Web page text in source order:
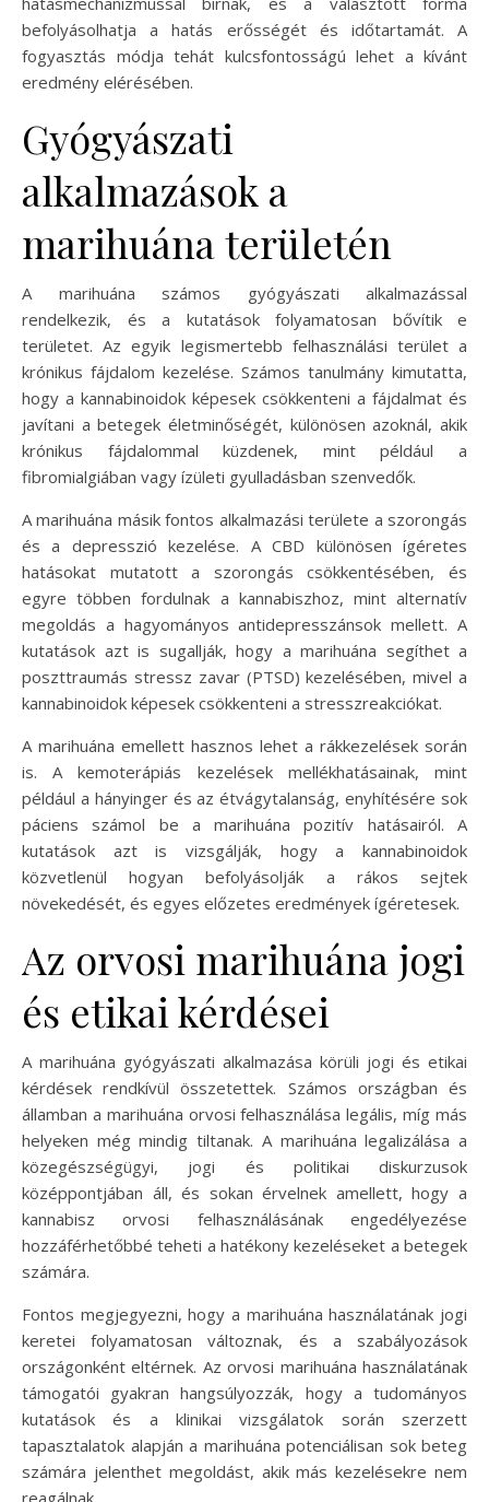
befolyásolhatja a hatás erősségét és időtartamát. A
fogyasztás módja tehát kulcsfontosságú lehet a kívánt
eredmény elérésében.
Gyógyászati
alkalmazások a
marihuána területén
A marihuána számos gyógyászati alkalmazással
rendelkezik, és a kutatások folyamatosan bővítik e
területet. Az egyik legismertebb felhasználási terület a
krónikus fájdalom kezelése. Számos tanulmány kimutatta,
hogy a kannabinoidok képesek csökkenteni a fájdalmat és
javítani a betegek életminőségét, különösen azoknál, akik
krónikus fájdalommal küzdenek, mint például a
fibromialgiában vagy ízületi gyulladásban szenvedők.
A marihuána másik fontos alkalmazási területe a szorongás
és a depresszió kezelése. A CBD különösen ígéretes
hatásokat mutatott a szorongás csökkentésében, és
egyre többen fordulnak a kannabiszhoz, mint alternatív
megoldás a hagyományos antidepresszánsok mellett. A
kutatások azt is sugallják, hogy a marihuána segíthet a
poszttraumás stressz zavar (PTSD) kezelésében, mivel a
kannabinoidok képesek csökkenteni a stresszreakciókat.
A marihuána emellett hasznos lehet a rákkezelések során
is. A kemoterápiás kezelések mellékhatásainak, mint
például a hányinger és az étvágytalanság, enyhítésére sok
páciens számol be a marihuána pozitív hatásairól. A
kutatások azt is vizsgálják, hogy a kannabinoidok
közvetlenül hogyan befolyásolják a rákos sejtek
növekedését, és egyes előzetes eredmények ígéretesek.
Az orvosi marihuána jogi
és etikai kérdései
A marihuána gyógyászati alkalmazása körüli jogi és etikai
kérdések rendkívül összetettek. Számos országban és
államban a marihuána orvosi felhasználása legális, míg más
helyeken még mindig tiltanak. A marihuána legalizálása a
közegészségügyi, jogi és politikai diskurzusok
középpontjában áll, és sokan érvelnek amellett, hogy a
kannabisz orvosi felhasználásának engedélyezése
hozzáférhetőbbé teheti a hatékony kezeléseket a betegek
számára.
Fontos megjegyezni, hogy a marihuána használatának jogi
keretei folyamatosan változnak, és a szabályozások
országonként eltérnek. Az orvosi marihuána használatának
támogatói gyakran hangsúlyozzák, hogy a tudományos
kutatások és a klinikai vizsgálatok során szerzett
tapasztalatok alapján a marihuána potenciálisan sok beteg
számára jelenthet megoldást, akik más kezelésekre nem
reagálnak.